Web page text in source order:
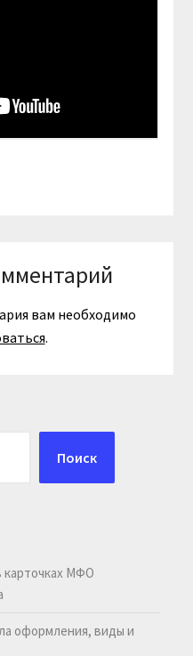
вам необходимо
.
Поиск
карточках МФО
оформления, виды и